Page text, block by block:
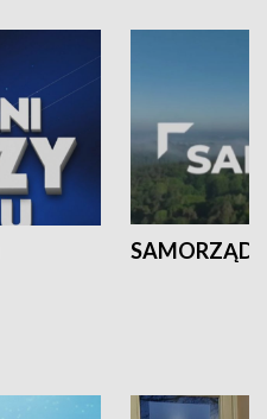
SAMORZĄD